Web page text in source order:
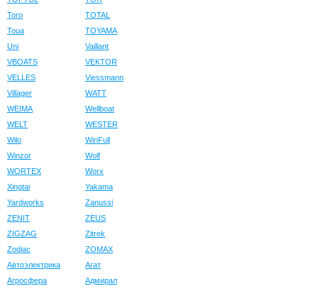
Toro
TOTAL
Toua
TOYAMA
Uni
Vaillant
VBOATS
VEKTOR
VELLES
Viessmann
Villager
WATT
WEIMA
Wellboat
WELT
WESTER
Wilo
WinFull
Winzor
Wolf
WORTEX
Worx
Xingtai
Yakama
Yardworks
Zanussi
ZENIT
ZEUS
ZIGZAG
Zitrek
Zodiac
ZOMAX
Автоэлектрика
Агат
Агросфера
Адмирал